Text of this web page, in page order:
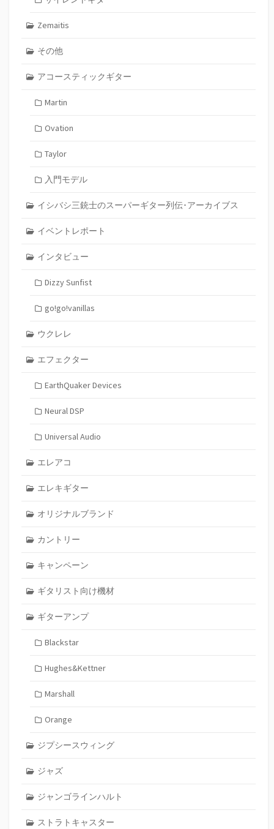
Zemaitis
その他
アコースティックギター
Martin
Ovation
Taylor
入門モデル
イシバシ三銃士のスーパーギター列伝･アーカイブス
イベントレポート
インタビュー
Dizzy Sunfist
go!go!vanillas
ウクレレ
エフェクター
EarthQuaker Devices
Neural DSP
Universal Audio
エレアコ
エレキギター
オリジナルブランド
カントリー
キャンペーン
ギタリスト向け機材
ギターアンプ
Blackstar
Hughes&Kettner
Marshall
Orange
ジプシースウィング
ジャズ
ジャンゴラインハルト
ストラトキャスター